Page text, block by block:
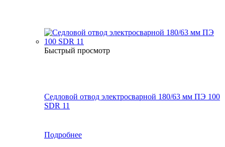
Быстрый просмотр
Седловой отвод электросварной 180/63 мм ПЭ 100
SDR 11
Подробнее